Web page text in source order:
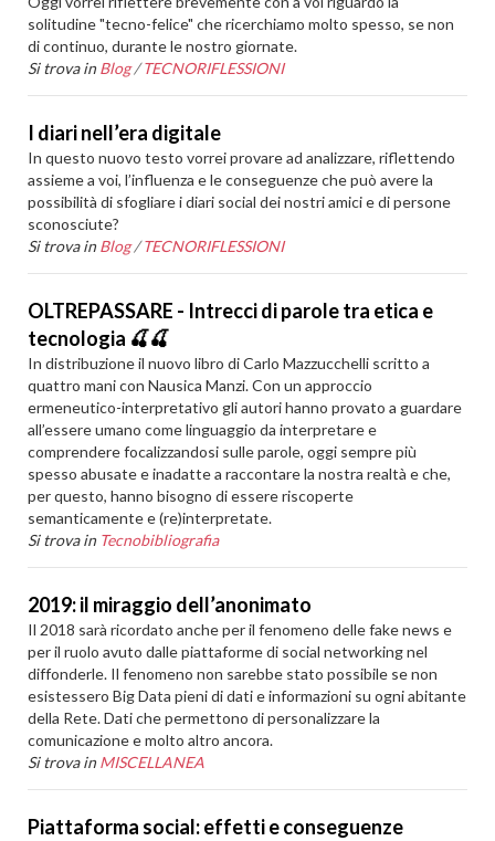
solitudine "tecno-felice" che ricerchiamo molto spesso, se non
di continuo, durante le nostro giornate.
Si trova in Blog /TECNORIFLESSIONI
I diari nell’era digitale
In questo nuovo testo vorrei provare ad analizzare, riflettendo
assieme a voi, l’influenza e le conseguenze che può avere la
possibilità di sfogliare i diari social dei nostri amici e di persone
sconosciute?
Si trova in Blog /TECNORIFLESSIONI
OLTREPASSARE - Intrecci di parole tra etica e
tecnologia 🍒🍒
In distribuzione il nuovo libro di Carlo Mazzucchelli scritto a
quattro mani con Nausica Manzi. Con un approccio
ermeneutico-interpretativo gli autori hanno provato a guardare
all’essere umano come linguaggio da interpretare e
comprendere focalizzandosi sulle parole, oggi sempre più
spesso abusate e inadatte a raccontare la nostra realtà e che,
per questo, hanno bisogno di essere riscoperte
semanticamente e (re)interpretate.
Si trova in Tecnobibliografia
2019: il miraggio dell’anonimato
Il 2018 sarà ricordato anche per il fenomeno delle fake news e
per il ruolo avuto dalle piattaforme di social networking nel
diffonderle. Il fenomeno non sarebbe stato possibile se non
esistessero Big Data pieni di dati e informazioni su ogni abitante
della Rete. Dati che permettono di personalizzare la
comunicazione e molto altro ancora.
Si trova in MISCELLANEA
Piattaforma social: effetti e conseguenze